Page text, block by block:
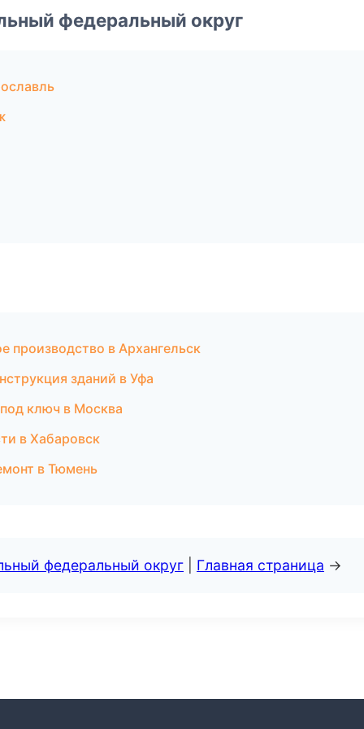
федеральный округ
производство в Архангельск
зданий в Уфа
ключ в Москва
в Хабаровск
в Тюмень
федеральный округ Главная страница →